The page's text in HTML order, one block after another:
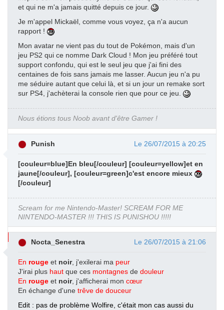
et qui ne m'a jamais quitté depuis ce jour.
Je m'appel Mickaël, comme vous voyez, ça n'a aucun
rapport !
Mon avatar ne vient pas du tout de Pokémon, mais d'un
jeu PS2 qui ce nomme Dark Cloud ! Mon jeu préféré tout
support confondu, qui est le seul jeu que j'ai fini des
centaines de fois sans jamais me lasser. Aucun jeu n'a pu
me séduire autant que celui là, et si un jour un remake sort
sur PS4, j'achèterai la console rien que pour ce jeu.
Nous étions tous Noob avant d'être Gamer !
Punish Le 26/07/2015 à 20:25
[couleur=blue]En bleu[/couleur] [couleur=yellow]et en
jaune[/couleur], [couleur=green]c'est encore mieux
[/couleur]
Scream for me Nintendo-Master! SCREAM FOR ME
NINTENDO-MASTER !!! THIS IS PUNISHOU !!!!!
Nocta_Senestra Le 26/07/2015 à 21:06
En rouge et noir, j'exilerai ma peur
J'irai plus haut que ces montagnes de douleur
En rouge et noir, j'afficherai mon cœur
En échange d'une trêve de douceur
Edit : pas de problème Wolfire, c'était mon cas aussi du
X